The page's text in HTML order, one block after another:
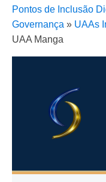
Pontos de Inclusão
Governança » UAAs
UAA Manga